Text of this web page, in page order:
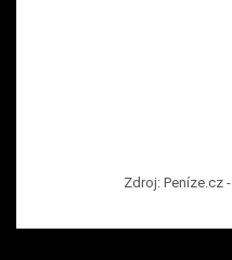
Zdroj: Peníze.cz -